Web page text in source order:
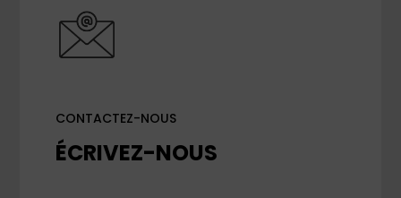
CONTACTEZ-NOUS
ÉCRIVEZ-NOUS